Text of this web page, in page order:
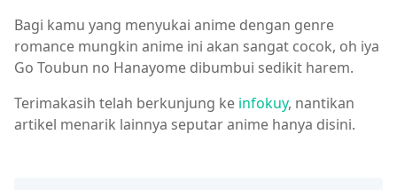
Bagi kamu yang menyukai anime dengan genre
romance mungkin anime ini akan sangat cocok, oh iya
Go Toubun no Hanayome dibumbui sedikit harem.
Terimakasih telah berkunjung ke infokuy, nantikan
artikel menarik lainnya seputar anime hanya disini.